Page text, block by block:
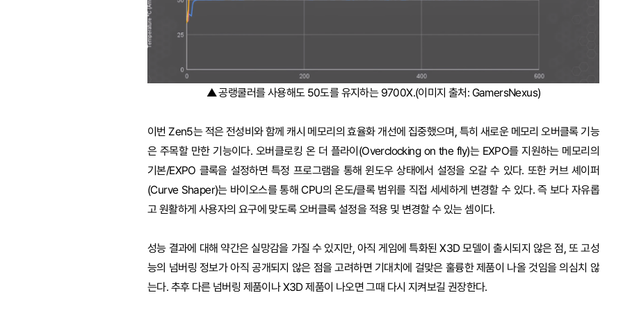
▲ 공랭쿨러를 사용해도 50도를 유지하는 9700X.(이미지 출처: GamersNexus)
이번 Zen5는 적은 전성비와 함께 캐시 메모리의 효율화 개선에 집중했으며, 특히 새로운 메모리 오버클록 기능
은 주목할 만한 기능이다. 오버클로킹 온 더 플라이(Overclocking on the fly)는 EXPO를 지원하는 메모리의
기본/EXPO 클록을 설정하면 특정 프로그램을 통해 윈도우 상태에서 설정을 오갈 수 있다. 또한 커브 셰이퍼
(Curve Shaper)는 바이오스를 통해 CPU의 온도/클록 범위를 직접 세세하게 변경할 수 있다. 즉 보다 자유롭
고 원활하게 사용자의 요구에 맞도록 오버클록 설정을 적용 및 변경할 수 있는 셈이다.
성능 결과에 대해 약간은 실망감을 가질 수 있지만, 아직 게임에 특화된 X3D 모델이 출시되지 않은 점, 또 고성
능의 넘버링 정보가 아직 공개되지 않은 점을 고려하면 기대치에 걸맞은 훌륭한 제품이 나올 것임을 의심치 않
는다. 추후 다른 넘버링 제품이나 X3D 제품이 나오면 그때 다시 지켜보길 권장한다.